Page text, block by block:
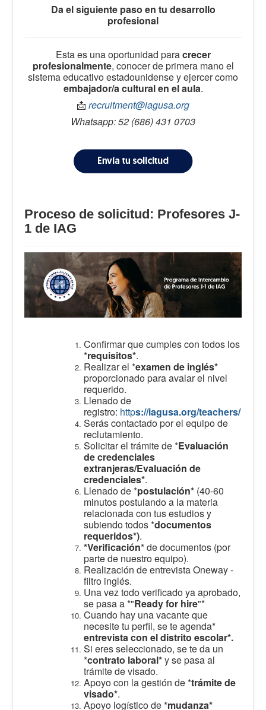
Da el siguiente paso en tu desarrollo
profesional
Esta es una oportunidad paracrecer
profesionalmente, conocer de primera mano el
sistema educativo estadounidense y ejercer como
embajador/a cultural en el aula.
📩 recruitment@iagusa.org
Whatsapp: 52 (686) 431 0703
Proceso de solicitud: Profesores J-
1 de IAG
Confirmar que cumples con todos los
*requisitos*.
Realizar el *examen de inglés*
proporcionado para avalar el nivel
requerido.
Llenado de
registro: https://iagusa.org/teachers/
Serás contactado por el equipo de
reclutamiento.
Solicitar el trámite de *Evaluación
de credenciales
extranjeras/Evaluación de
credenciales*.
Llenado de *postulación* (40-60
minutos postulando a la materia
relacionada con tus estudios y
subiendo todos *documentos
requeridos*).
*Verificación* de documentos (por
parte de nuestro equipo).
Realización de entrevista Oneway -
filtro inglés.
Una vez todo verificado ya aprobado,
se pasa a *"Ready for hire"*
Cuando hay una vacante que
necesite tu perfil, se te agenda*
entrevista con el distrito escolar*.
Si eres seleccionado, se te da un
*contrato laboral*y se pasa al
trámite de visado.
Apoyo con la gestión de *trámite de
visado*.
Apoyo logístico de *mudanza*